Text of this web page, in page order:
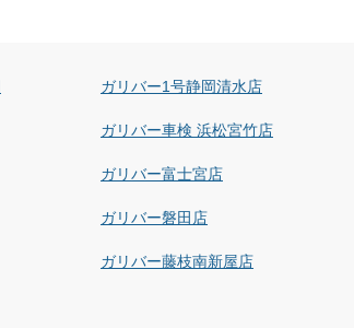
ガリバー1号静岡清水店
ガリバー車検 浜松宮竹店
ガリバー富士宮店
ガリバー磐田店
ガリバー藤枝南新屋店